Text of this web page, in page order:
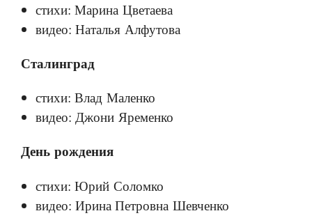
стихи: Марина Цветаева
видео: Наталья Алфутова
Сталинград
стихи: Влад Маленко
видео: Джони Яременко
День рождения
стихи: Юрий Соломко
видео: Ирина Петровна Шевченко